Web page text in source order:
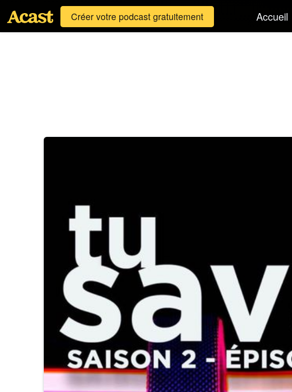
Créer votre podcast gratuitement Accueil